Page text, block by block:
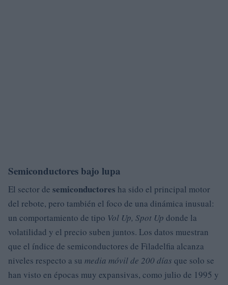
Semiconductores bajo lupa
El sector de semiconductores ha sido el principal motor
del rebote, pero también el foco de una dinámica inusual:
un comportamiento de tipo Vol Up, Spot Up donde la
volatilidad y el precio suben juntos. Los datos muestran
que el índice de semiconductores de Filadelfia alcanza
niveles respecto a su media móvil de 200 días que solo se
han visto en épocas muy expansivas, como julio de 1995 y